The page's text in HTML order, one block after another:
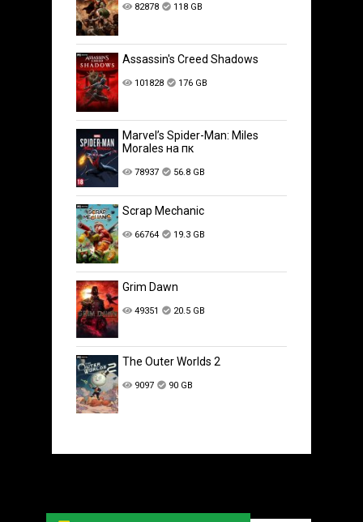
82878 118 GB
Assassin's Creed Shadows
101828 176 GB
Marvel’s Spider-Man: Miles
Morales на пк
78937 56.8 GB
Scrap Mechanic
66764 19.3 GB
Grim Dawn
49351 20.5 GB
The Outer Worlds 2
9097 90 GB